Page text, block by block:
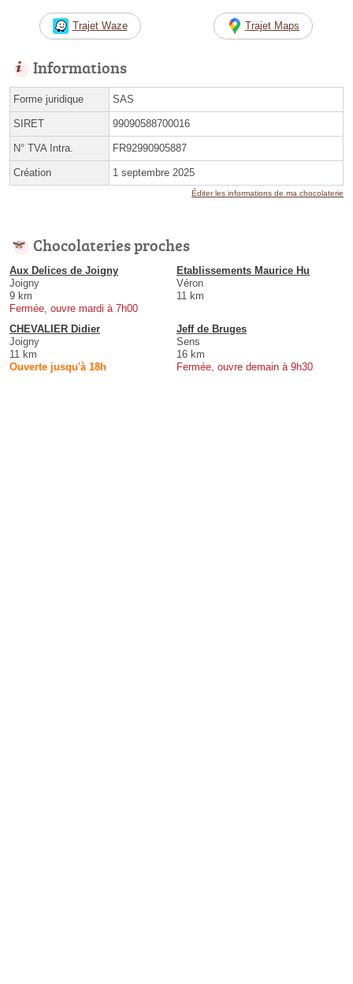
Trajet Waze Trajet Maps
Informations
Forme juridique SAS
SIRET 99090588700016
N° TVA Intra. FR92990905887
Création 1 septembre 2025
Éditer les informations de ma chocolaterie
Chocolateries proches
Aux Delices de Joigny
Joigny
9 km
Fermée, ouvre mardi à 7h00
Etablissements Maurice Hu
Véron
11 km
CHEVALIER Didier
Joigny
11 km
Ouverte jusqu'à 18h
Jeff de Bruges
Sens
16 km
Fermée, ouvre demain à 9h30